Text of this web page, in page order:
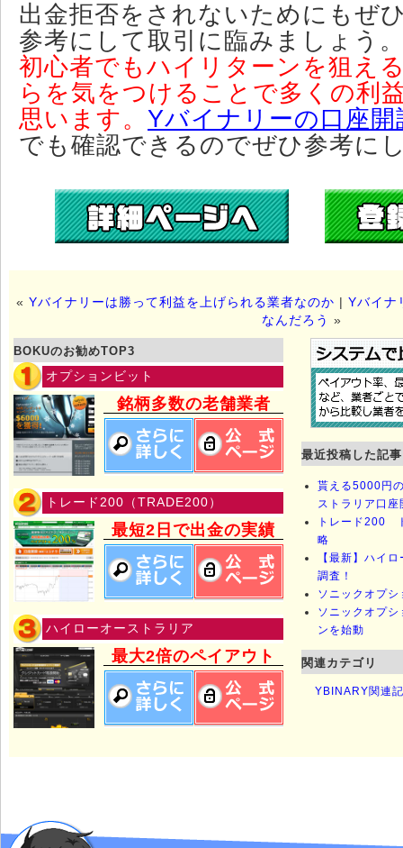
出金拒否をされないためにもぜ
参考にして取引に臨みましょう
初心者でもハイリターンを狙え
らを気をつけることで多くの利
思います。 Yバイナリーの口座
でも確認できるのでぜひ参考に
« Yバイナリーは勝って利益を上げられる業者なのか | Yバイナ
なんだろう »
BOKUのお勧めTOP3
オプションビット
銘柄多数の老舗業者
トレード200（TRADE200）
最短2日で出金の実績
ハイローオーストラリア
最大2倍のペイアウト
最近投稿した記事
貰える5000円
ストラリア口
トレード200
略
【最新】ハイ
調査！
ソニックオプ
ソニックオプ
ンを始動
関連カテゴリ
YBINARY関連